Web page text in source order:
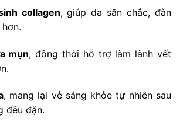
collagen, giúp da săn chắc, đàn
mụn, đồng thời hỗ trợ làm lành vết
, mang lại vẻ sáng khỏe tự nhiên sau
đều đặn.